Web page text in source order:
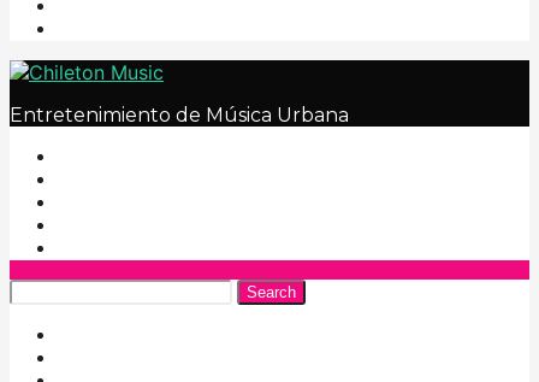
Entretenimiento de Música Urbana
Search